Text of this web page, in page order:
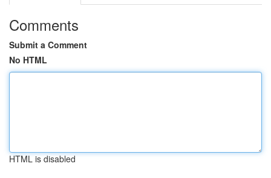
Comments
Submit a Comment
No HTML
HTML is disabled